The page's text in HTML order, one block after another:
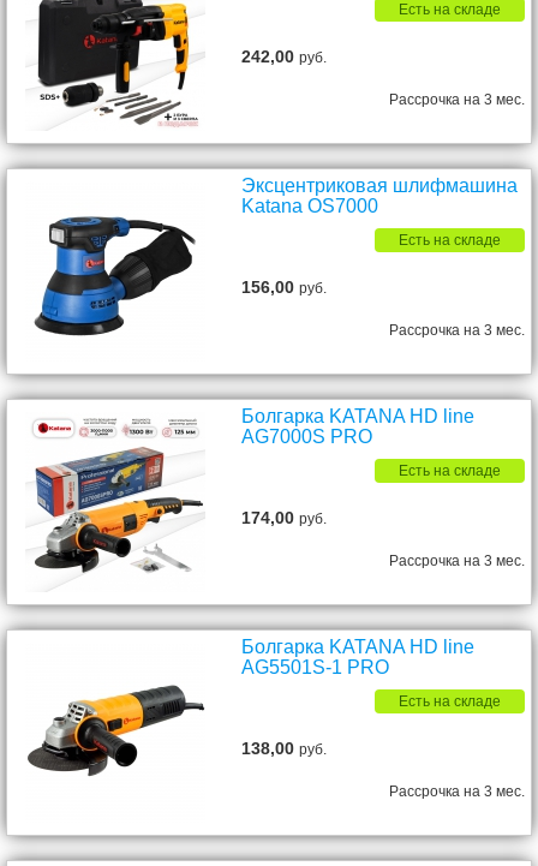
Есть на складе
242,00руб.
Рассрочка на 3 мес.
Эксцентриковая шлифмашина
Katana OS7000
Есть на складе
156,00руб.
Рассрочка на 3 мес.
Болгарка KATANA HD line
AG7000S PRO
Есть на складе
174,00руб.
Рассрочка на 3 мес.
Болгарка KATANA HD line
AG5501S-1 PRO
Есть на складе
138,00руб.
Рассрочка на 3 мес.